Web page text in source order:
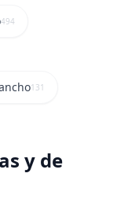
494
131
y de